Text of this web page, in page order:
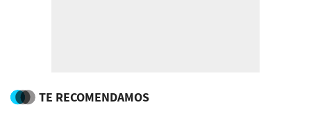
TE RECOMENDAMOS